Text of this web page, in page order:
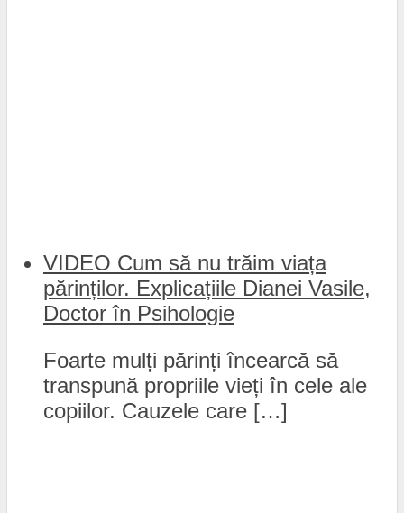
VIDEO Cum să nu trăim viața
părinților. Explicațiile Dianei Vasile,
Doctor în Psihologie
Foarte mulți părinți încearcă să
transpună propriile vieți în cele ale
copiilor. Cauzele care […]